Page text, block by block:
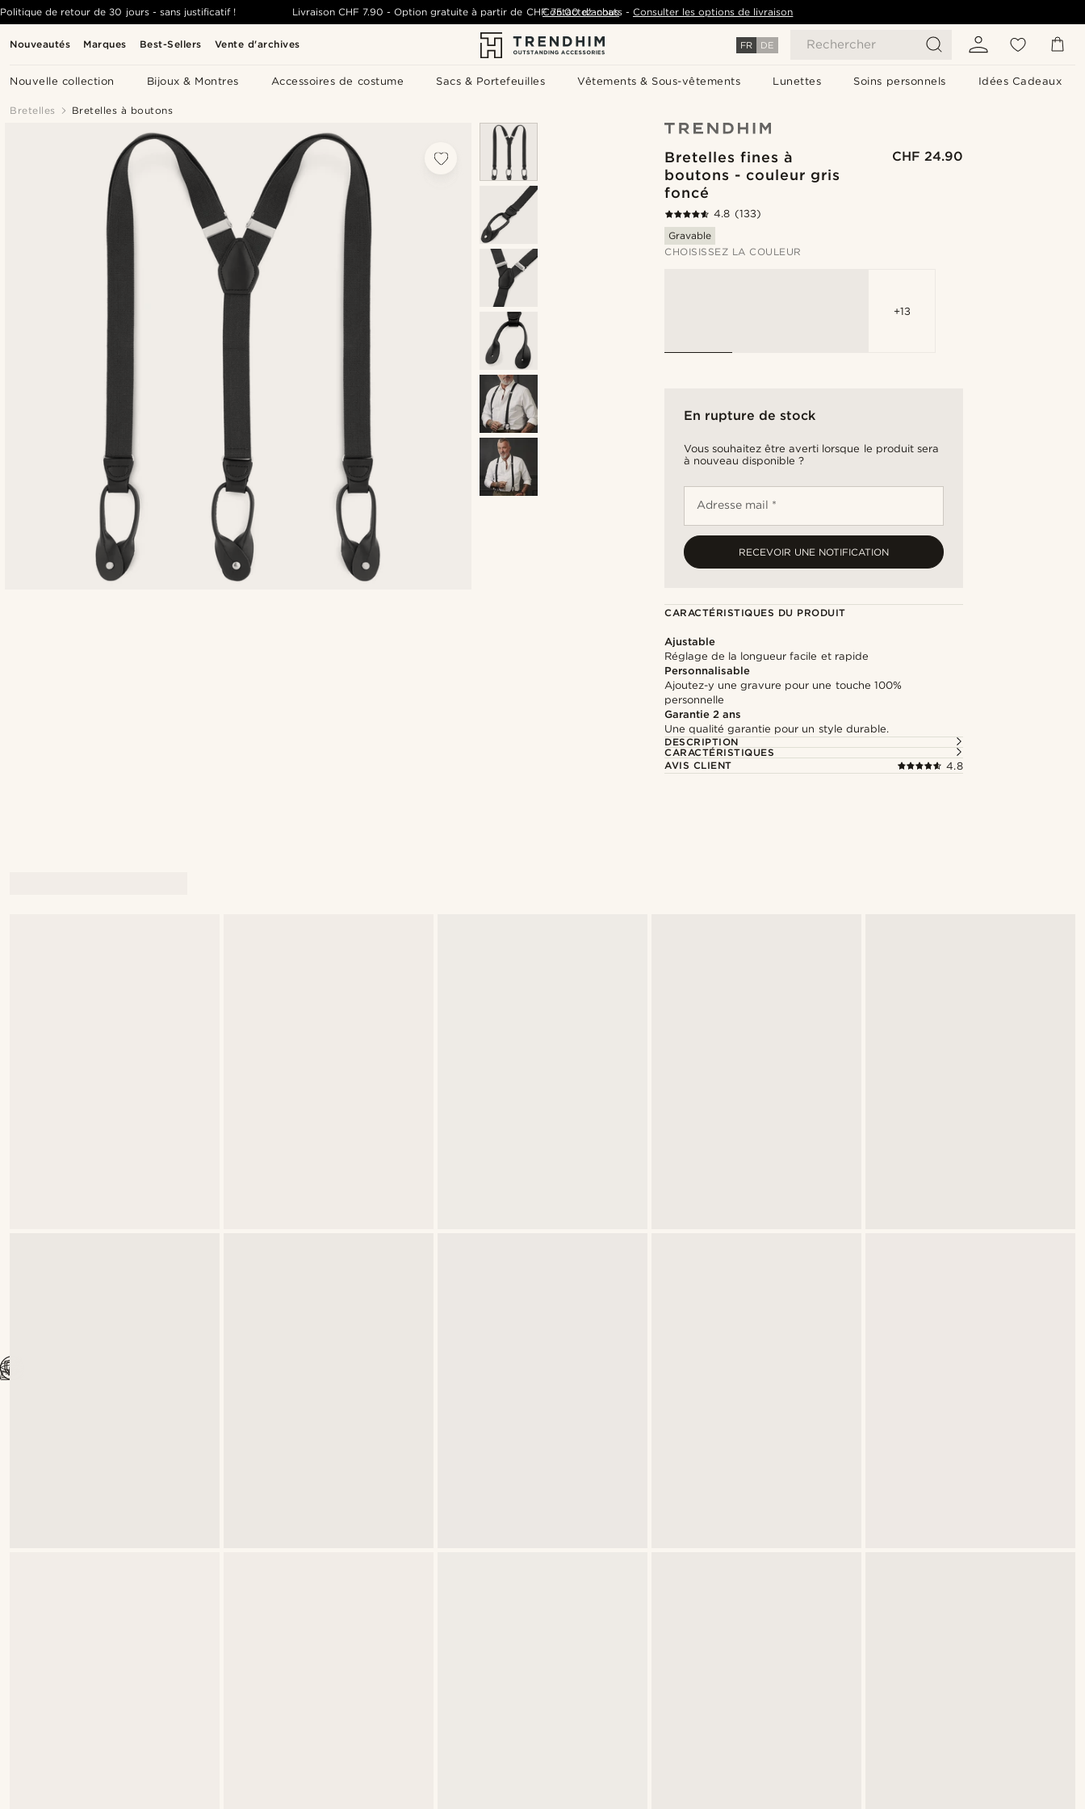
Nouveautés Marques Best-Sellers Vente d'archives FR DE Rechercher
Nouvelle collection Bijoux & Montres Accessoires de costume Sacs & Portefeuilles Vêtements & Sous-vêtements Lunettes Soins personnels Idées Cadeaux
Politique de retour de 30 jours - sans justificatif ! Livraison CHF 7.90 -Option gratuite à partir de CHF 75.00 d'achats - Consulter les options de livraison
Contactez-nous
Bretelles Bretelles à boutons
Bretelles fines à
boutons - couleur gris
foncé
CHF 24.90
4.8 (133)
Gravable
CHOISISSEZ LA COULEUR
+13
En rupture de stock
Vous souhaitez être averti lorsque le produit sera
à nouveau disponible ?
Adresse mail *
RECEVOIR UNE NOTIFICATION
CARACTÉRISTIQUES DU PRODUIT
Ajustable
Réglage de la longueur facile et rapide
Personnalisable
Ajoutez-y une gravure pour une touche 100%
personnelle
Garantie 2 ans
Une qualité garantie pour un style durable.
DESCRIPTION
CARACTÉRISTIQUES
AVIS CLIENT
4.8